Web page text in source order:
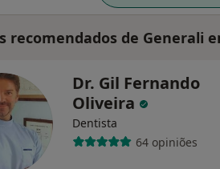
recomendados de Generali
Dr. Gil Fernando
Oliveira
Dentista
64 opiniões